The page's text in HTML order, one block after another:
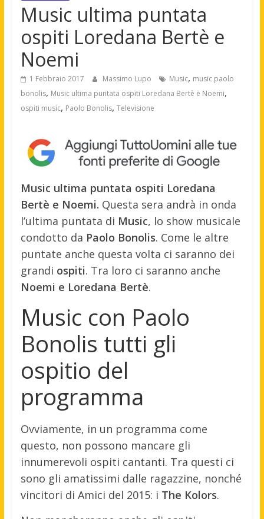
Music ultima puntata
ospiti Loredana Bertè e
Noemi
1 Febbraio 2017 Massimo Lupo Music, music paolo
bonolis, Music ultima puntata ospiti Loredana Bertè e Noemi,
ospiti music, Paolo Bonolis, Televisione
Music ultima puntata ospiti Loredana
Bertè e Noemi. Questa sera andrà in onda
l’ultima puntata di Music, lo show musicale
condotto da Paolo Bonolis. Come le altre
puntate anche questa volta ci saranno dei
grandi ospiti. Tra loro ci saranno anche
Noemi e Loredana Bertè.
Music con Paolo
Bonolis tutti gli
ospitio del
programma
Ovviamente, in un programma come
questo, non possono mancare gli
innumerevoli ospiti cantanti. Tra questi ci
sono gli amatissimi dalle ragazzine, nonché
vincitori di Amici del 2015: i The Kolors.